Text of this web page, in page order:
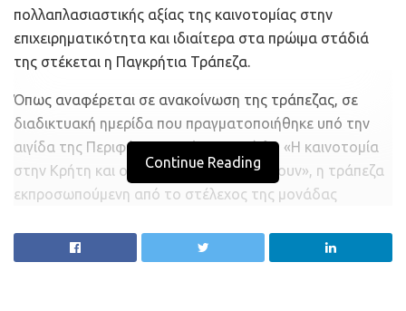
πολλαπλασιαστικής αξίας της καινοτομίας στην
επιχειρηματικότητα και ιδιαίτερα στα πρώιμα στάδιά
της στέκεται η Παγκρήτια Τράπεζα.
Όπως αναφέρεται σε ανακοίνωση της τράπεζας, σε
διαδικτυακή ημερίδα που πραγματοποιήθηκε υπό την
αιγίδα της Περιφέρειας Κρήτης με τίτλο «Η καινοτομία
στην Κρήτη και οι φορείς που τη στηρίζουν», η τράπεζα
εκπροσωπούμενη από το στέλεχος της μονάδας
κατάθεσε τις απόψεις της για το πώς μπορεί να υπάρξει
αποτελεσματική χρηματοδότηση των επιχειρηματικών
Continue Reading